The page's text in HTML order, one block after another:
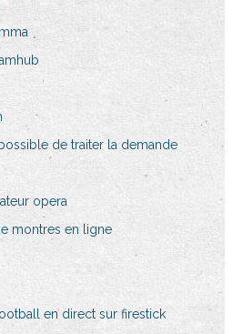
de traiter la demande
opera
montres en ligne
en direct sur firestick